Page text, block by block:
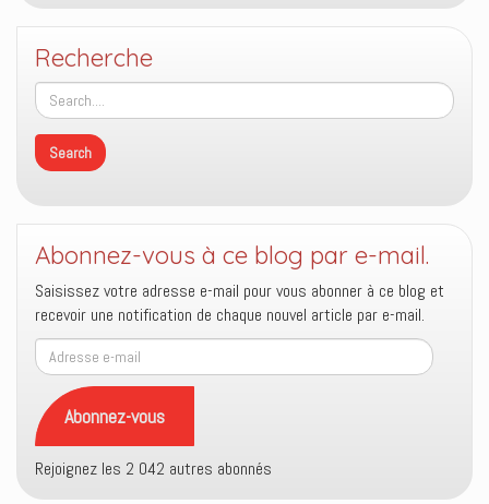
Recherche
Abonnez-vous à ce blog par e-mail.
Saisissez votre adresse e-mail pour vous abonner à ce blog et
recevoir une notification de chaque nouvel article par e-mail.
Adresse
e-
mail
Abonnez-vous
Rejoignez les 2 042 autres abonnés